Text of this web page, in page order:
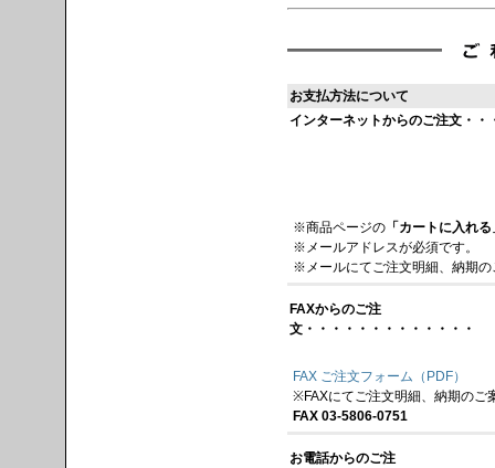
お支払方法について
インターネットからのご注文・・
※商品ページの 「カートに入れる
※メールアドレスが必須です。
※メールにてご注文明細、納期
FAXからのご注
文・・・・・・・・・・・・・
FAX ご注文フォーム（PDF）
※FAXにてご注文明細、納期のご
FAX 03-5806-0751
お電話からのご注